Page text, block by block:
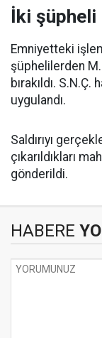
İki şüpheli
Emniyetteki
şüphelilerden
bırakıldı.
uygulandı.
Saldırıyı
çıkarıldıkları
gönderildi.
HABERE